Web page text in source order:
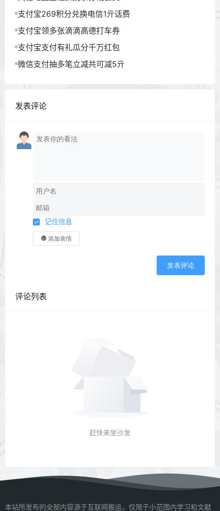
支付宝269积分兑换电信1亓话费
支付宝领多张滴滴高德打车券
支付宝支付有礼瓜分千万红包
微信支付抽多笔立减共可减5亓
发表评论
记住信息
添加表情
发表评论
评论列表
赶快来坐沙发
本站所发布的全部内容源于互联网搬运，仅限于小范围内学习和文献